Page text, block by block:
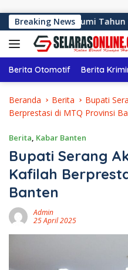
Breaking News
Sukabumi Tahun Sidang
Berita Otomotif Berita
Beranda Berita
Bupati
Berprestasi di MTQ Provinsi
Berita, Kabar Banten
Bupati Serang
Kafilah
Banten
Admin
25 April 2025